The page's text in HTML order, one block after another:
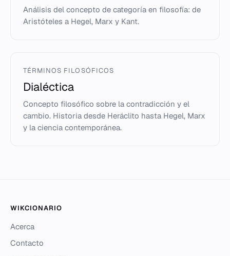
Análisis del concepto de categoría en filosofía: de
Aristóteles a Hegel, Marx y Kant.
TÉRMINOS FILOSÓFICOS
Dialéctica
Concepto filosófico sobre la contradicción y el
cambio. Historia desde Heráclito hasta Hegel, Marx
y la ciencia contemporánea.
WIKCIONARIO
Acerca
Contacto